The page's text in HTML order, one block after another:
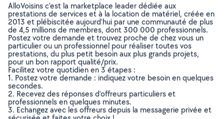
AlloVoisins c’est la marketplace leader dédiée aux
prestations de services et à la location de matériel, créée en
2013 et plébiscitée aujourd’hui par une communauté de plus
de 4,5 millions de membres, dont 300 000 professionnels.
Postez votre demande et trouvez proche de chez vous un
particulier ou un professionnel pour réaliser toutes vos
prestations, du plus petit besoin aux plus grands projets,
pour un bon rapport qualité/prix.
Facilitez votre quotidien en 3 étapes :
1. Postez votre demande : indiquez votre besoin en quelques
secondes.
2. Recevez des réponses d’offreurs particuliers et
professionnels en quelques minutes.
3. Echangez avec les offreurs depuis la messagerie privée et